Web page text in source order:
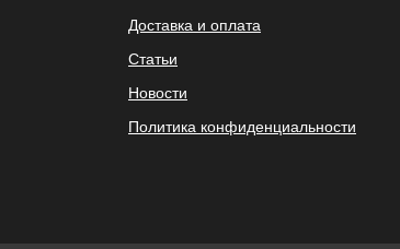
Доставка и оплата
Статьи
Новости
Политика конфиденциальности